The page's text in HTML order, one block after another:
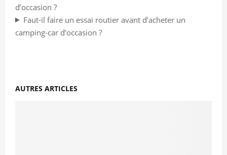
d’occasion ?
Faut-il faire un essai routier avant d’acheter un
camping-car d’occasion ?
AUTRES ARTICLES